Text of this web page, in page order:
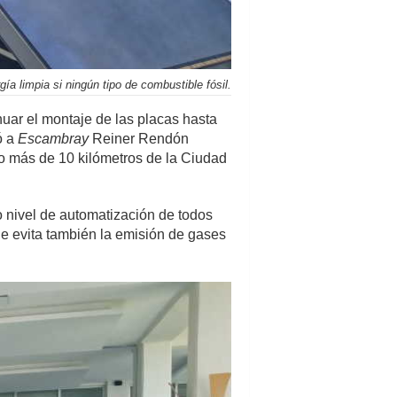
limpia si ningún tipo de combustible fósil.
el montaje de las placas hasta
a EscambrayReiner Rendón
más de 10 kilómetros de la Ciudad
de automatización de todos
evita también la emisión de gases